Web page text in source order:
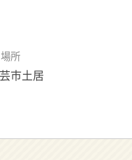
場所
市土居